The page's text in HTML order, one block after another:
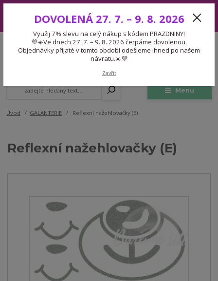
7. – 9. 8. 2026 čerpáme dovolenou. Objednávky přijaté v tomto období
odešleme ihned po našem návratu.☀️💜
Menu
CZK
Expedice 775 866 913
Po-Čt 9-15:30 Pá 9-14:30 Pauza 13-13:45
Úvod GALANTERIE Reflexní nažehlovačky (E)
Reflexní nažehlovačky (E)
DOVOLENÁ 27. 7. – 9. 8. 2026
Využij 7% slevu na celý nákup s kódem PRAZDNINY!
💜☀️Ve dnech 27. 7. – 9. 8. 2026 čerpáme dovolenou.
Objednávky přijaté v tomto období odešleme ihned po našem
návratu.☀️💜
Zavřít